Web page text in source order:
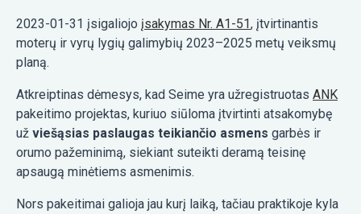
2023-01-31 įsigaliojo įsakymas Nr. A1-51, įtvirtinantis
moterų ir vyrų lygių galimybių 2023–2025 metų veiksmų
planą.
Atkreiptinas dėmesys, kad Seime yra užregistruotas ANK
pakeitimo projektas, kuriuo siūloma įtvirtinti atsakomybę
už viešąsias paslaugas teikiančio asmens garbės ir
orumo pažeminimą, siekiant suteikti deramą teisinę
apsaugą minėtiems asmenimis.
Nors pakeitimai galioja jau kurį laiką, tačiau praktikoje kyla